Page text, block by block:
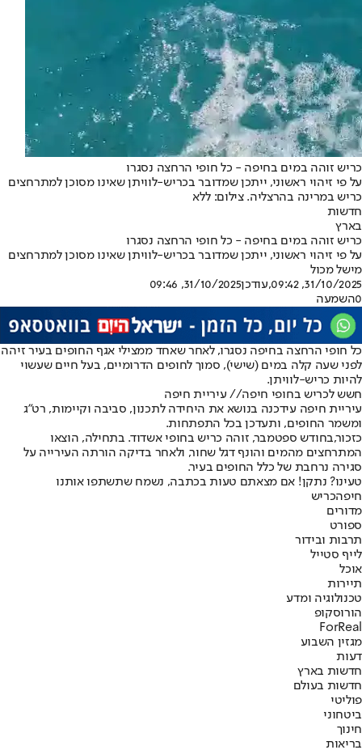
כריש זוהה במים בחיפה - כל חופי הרחצה נסגרו
על פי זיהוי ראשוני, ייתכן שמדובר בכריש-לוויתן שאינו מסוכן למתרחצים
כריש במרינה בהרצליה. צילום: ללא
חדשות
בארץ
כריש זוהה במים בחיפה - כל חופי הרחצה נסגרו
על פי זיהוי ראשוני, ייתכן שמדובר בכריש-לוויתן שאינו מסוכן למתרחצים
מישל מכול
31/10/2025, 09:42
,עודכן31/10/2025, 09:46
0השמעה
כל חופי הרחצה בחיפה נסגרו, לאחר שאחד ממצילי אגף החופים בעיר זיהה
לפני שעה קלה במים (שישי), סמוך לחופים הדרומיים, בעל חיים שעשוי
להיות כריש-לוויתן.
חשש לכריש בחופי חיפה// עיריית חיפה
עיריית חיפה עידכנה בנושא את היחידה לתכנון, סביבה וקיימות, רט"ג
ומשמר החופים, ותעדכן בכל התפתחות.
כזכור,בחודש ספטמבר, זוהה כריש בחופי אשדוד. בתחילה, הוצאו
המתרחצים מהמים והונף דגל שחור, ולאחר בדיקה הורתה העירייה על
סגירה נרחבת של כלל החופים בעיר.
טעינו? נתקן! אם מצאתם טעות בכתבה, נשמח שתשתפו אותנו
חיפהכריש
מדורים
ספורט
תרבות ובידור
לייף סטייל
אוכל
תיירות
טכנולוגיה ומדע
הורוסקופ
ForReal
מגזין השבוע
דעות
חדשות בארץ
חדשות בעולם
פוליטי
ביטחוני
חינוך
בריאות